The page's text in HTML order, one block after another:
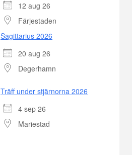
12 aug 26
Färjestaden
Sagittarius 2026
20 aug 26
Degerhamn
Träff under stjärnorna 2026
4 sep 26
Mariestad